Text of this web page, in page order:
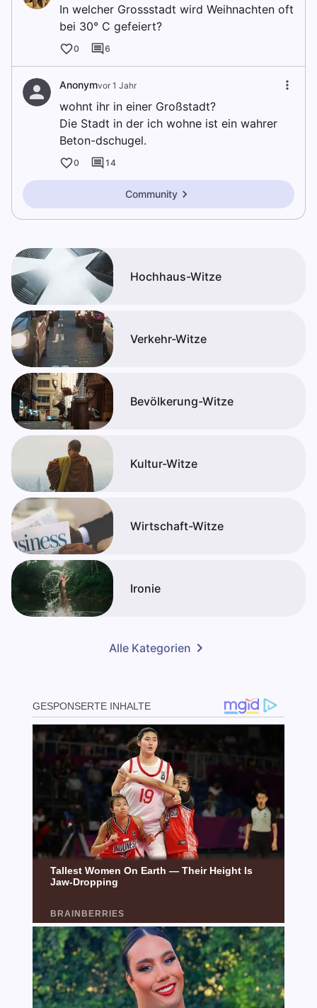
In welcher Grossstadt wird Weihnachten oft
bei 30° C gefeiert?
0 6
Anonymvor 1 Jahr
wohnt ihr in einer Großstadt?
Die Stadt in der ich wohne ist ein wahrer
Beton-dschugel.
0 14
Community
Hochhaus-Witze
Verkehr-Witze
Bevölkerung-Witze
Kultur-Witze
Wirtschaft-Witze
Ironie
Alle Kategorien